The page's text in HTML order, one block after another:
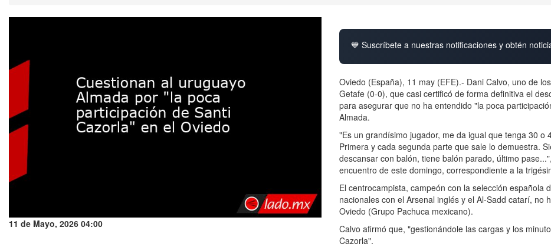
11 de Mayo, 2026 04:00
💙 Suscríbete a nuestras notificaciones y obtén
Oviedo (España), 11 may (EFE).- Dani Calvo, uno de
Getafe (0-0), que casi certificó de forma definitiva el
para asegurar que no ha entendido "la poca
Almada.
"Es un grandísimo jugador, me da igual que tenga 30
Primera y cada segunda parte que sale lo demuestra.
descansar con balón, tiene balón parado, último
encuentro de este domingo, correspondiente a la
El centrocampista, campeón con la selección
nacionales con el Arsenal inglés y el Al-Sadd catarí,
Oviedo (Grupo Pachuca mexicano).
Calvo afirmó que, "gestionándole las cargas y los
Cazorla".